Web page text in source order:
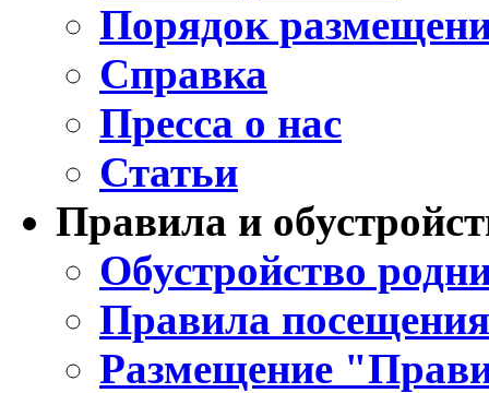
Порядок
Справка
Пресса о нас
Статьи
Правила и
Обустройство
Правила
Размещение